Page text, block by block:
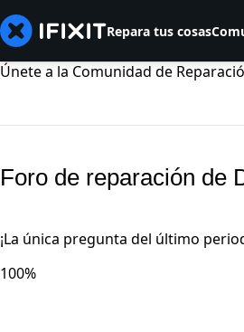
Repara tus cosas
Únete a la Comunidad de
Foro de reparación de
¡La única pregunta del último
100%